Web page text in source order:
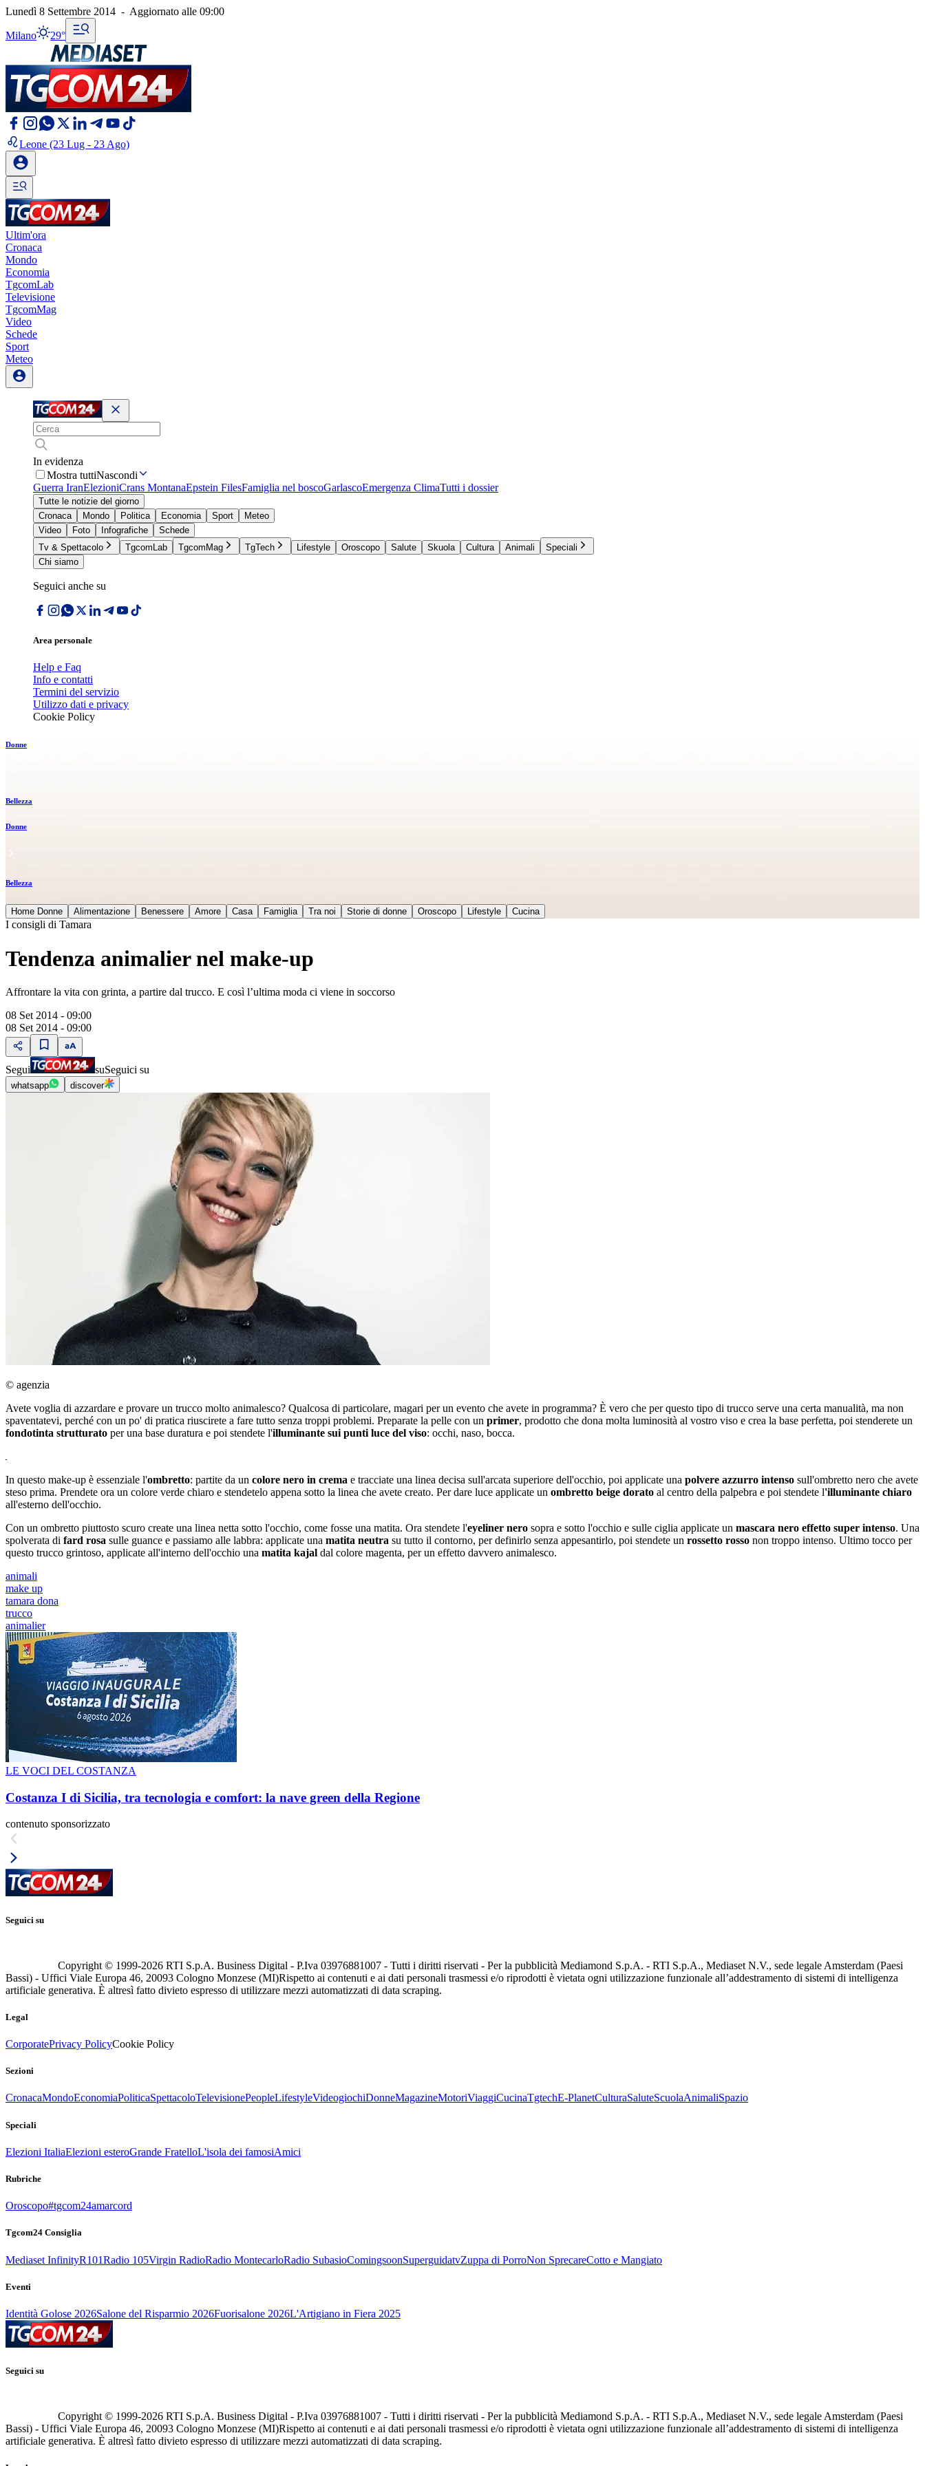
Lunedì 8 Settembre 2014 - Aggiornato alle 09:00
Milano 29°
Leone (23 Lug - 23 Ago)
Ultim'ora
Cronaca
Mondo
Economia
TgcomLab
Televisione
TgcomMag
Video
Schede
Sport
Meteo
In evidenza
Mostra tuttiNascondi
Guerra IranElezioniCrans MontanaEpstein FilesFamiglia nel boscoGarlascoEmergenza ClimaTutti i dossier
Tutte le notizie del giorno
Cronaca
Mondo Politica Economia Sport
Meteo
Video
Foto Infografiche
Schede
Tv & Spettacolo
TgcomLab TgcomMag TgTech Lifestyle Oroscopo Salute Skuola Cultura Animali
Speciali
Chi siamo
Seguici anche su
Area personale
Help e Faq
Info e contatti
Termini del servizio
Utilizzo dati e privacy
Cookie Policy
Donne
Bellezza
Donne
Bellezza
Home Donne Alimentazione Benessere Amore Casa Famiglia Tra noi Storie di donne Oroscopo Lifestyle Cucina
I consigli di Tamara
Tendenza animalier nel make-up
Affrontare la vita con grinta, a partire dal trucco. E così l’ultima moda ci viene in soccorso
08 Set 2014 - 09:00
08 Set 2014 - 09:00
Segui suSeguici su
whatsapp discover
© agenzia
Avete voglia di azzardare e provare un trucco molto animalesco? Qualcosa di particolare, magari per un evento che avete in programma? È vero che per questo tipo di trucco serve una certa manualità, ma non
spaventatevi, perché con un po' di pratica riuscirete a fare tutto senza troppi problemi. Preparate la pelle con un primer, prodotto che dona molta luminosità al vostro viso e crea la base perfetta, poi stenderete un
fondotinta strutturato per una base duratura e poi stendete l'illuminante sui punti luce del viso: occhi, naso, bocca.
In questo make-up è essenziale l'ombretto: partite da un colore nero in crema e tracciate una linea decisa sull'arcata superiore dell'occhio, poi applicate una polvere azzurro intenso sull'ombretto nero che avete
steso prima. Prendete ora un colore verde chiaro e stendetelo appena sotto la linea che avete creato. Per dare luce applicate un ombretto beige dorato al centro della palpebra e poi stendete l'illuminante chiaro
all'esterno dell'occhio.
Con un ombretto piuttosto scuro create una linea netta sotto l'occhio, come fosse una matita. Ora stendete l'eyeliner nero sopra e sotto l'occhio e sulle ciglia applicate un mascara nero effetto super intenso. Una
spolverata di fard rosa sulle guance e passiamo alle labbra: applicate una matita neutra su tutto il contorno, per definirlo senza appesantirlo, poi stendete un rossetto rosso non troppo intenso. Ultimo tocco per
questo trucco grintoso, applicate all'interno dell'occhio una matita kajal dal colore magenta, per un effetto davvero animalesco.
animali
make up
tamara dona
trucco
animalier
LE VOCI DEL COSTANZA
Costanza I di Sicilia, tra tecnologia e comfort: la nave green della Regione
contenuto sponsorizzato
Seguici su
Copyright © 1999-2026 RTI S.p.A. Business Digital - P.Iva 03976881007 - Tutti i diritti riservati - Per la pubblicità Mediamond S.p.A. - RTI S.p.A., Mediaset N.V., sede legale Amsterdam (Paesi
Bassi) - Uffici Viale Europa 46, 20093 Cologno Monzese (MI)Rispetto ai contenuti e ai dati personali trasmessi e/o riprodotti è vietata ogni utilizzazione funzionale all’addestramento di sistemi di intelligenza
artificiale generativa. È altresì fatto divieto espresso di utilizzare mezzi automatizzati di data scraping.
Legal
CorporatePrivacy PolicyCookie Policy
Sezioni
CronacaMondoEconomiaPoliticaSpettacoloTelevisionePeopleLifestyleVideogiochiDonneMagazineMotoriViaggiCucinaTgtechE-PlanetCulturaSaluteScuolaAnimaliSpazio
Speciali
Elezioni ItaliaElezioni esteroGrande FratelloL'isola dei famosiAmici
Rubriche
Oroscopo#tgcom24amarcord
Tgcom24 Consiglia
Mediaset InfinityR101Radio 105Virgin RadioRadio MontecarloRadio SubasioComingsoonSuperguidatvZuppa di PorroNon SprecareCotto e Mangiato
Eventi
Identità Golose 2026Salone del Risparmio 2026Fuorisalone 2026L'Artigiano in Fiera 2025
Seguici su
Copyright © 1999-2026 RTI S.p.A. Business Digital - P.Iva 03976881007 - Tutti i diritti riservati - Per la pubblicità Mediamond S.p.A. - RTI S.p.A., Mediaset N.V., sede legale Amsterdam (Paesi
Bassi) - Uffici Viale Europa 46, 20093 Cologno Monzese (MI)Rispetto ai contenuti e ai dati personali trasmessi e/o riprodotti è vietata ogni utilizzazione funzionale all’addestramento di sistemi di intelligenza
artificiale generativa. È altresì fatto divieto espresso di utilizzare mezzi automatizzati di data scraping.